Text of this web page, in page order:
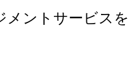
メントサービスを